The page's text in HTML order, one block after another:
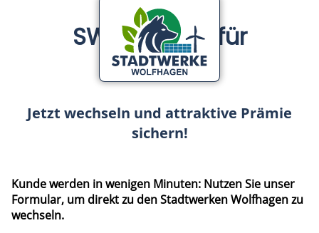
SWW-Strom für
Zierenberg
Jetzt wechseln und attraktive Prämie
sichern!
Kunde werden in wenigen Minuten: Nutzen Sie unser
Formular, um direkt zu den Stadtwerken Wolfhagen zu
wechseln.